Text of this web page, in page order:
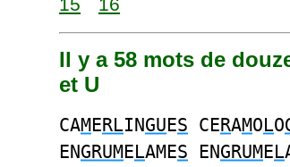
Il y a 58 mots de
et U
CAMERLINGUES CERAMOLO
ENGRUMELAMES ENGRUMEL